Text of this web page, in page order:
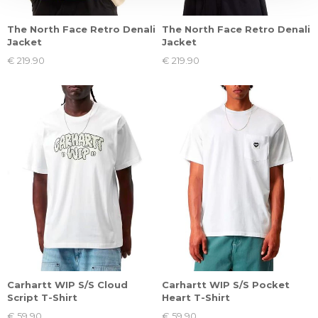
The North Face Retro Denali
Jacket
€ 219.90
The North Face Retro Denali
Jacket
€ 219.90
Carhartt WIP S/S Cloud
Script T-Shirt
Carhartt WIP S/S Pocket
Heart T-Shirt